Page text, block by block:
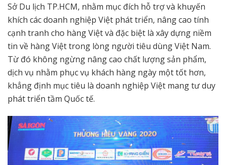
Sở Du lịch TP.HCM, nhằm mục đích hỗ trợ và khuyến
khích các doanh nghiệp Việt phát triển, nâng cao tính
cạnh tranh cho hàng Việt và đặc biệt là xây dựng niềm
tin về hàng Việt trong lòng người tiêu dùng Việt Nam.
Từ đó không ngừng nâng cao chất lượng sản phẩm,
dịch vụ nhằm phục vụ khách hàng ngày một tốt hơn,
khẳng định mục tiêu là doanh nghiệp Việt mang tư duy
phát triển tầm Quốc tế.